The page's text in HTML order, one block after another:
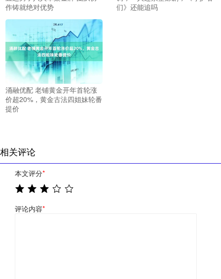
作铸就绝对优势
们》还能追吗
涌融优配 老铺黄金开年首轮涨
价超20%，黄金古法四姐妹轮番
提价
相关评论
本文评分*
评论内容*